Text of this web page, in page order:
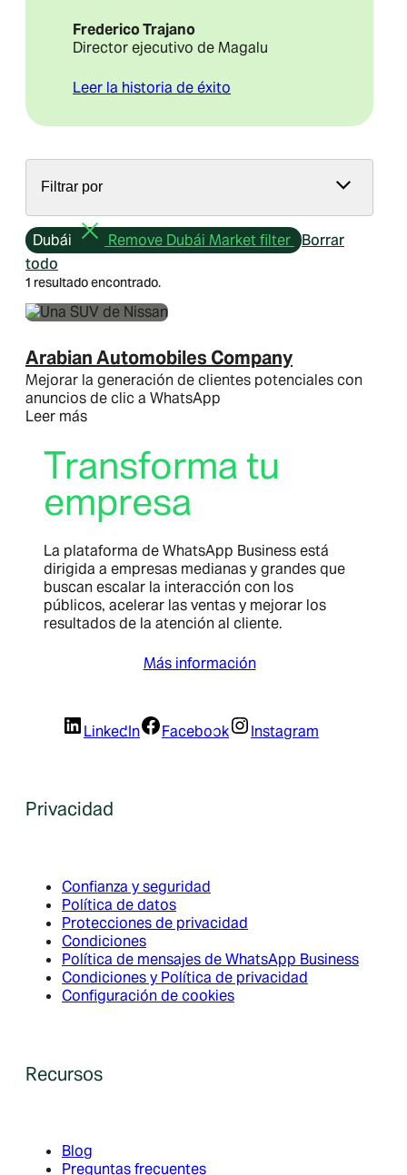
Frederico Trajano
Director ejecutivo de Magalu
Leer la historia de éxito
Filtrar por
Dubái Remove Dubái Market filter
Borrar
todo
1 resultado encontrado.
Arabian Automobiles Company
Mejorar la generación de clientes potenciales con
anuncios de clic a WhatsApp
Leer más
Transforma tu
empresa
La plataforma de WhatsApp Business está
dirigida a empresas medianas y grandes que
buscan escalar la interacción con los
públicos, acelerar las ventas y mejorar los
resultados de la atención al cliente.
Más información
LinkedIn Facebook Instagram
Privacidad
Confianza y seguridad
Política de datos
Protecciones de privacidad
Condiciones
Política de mensajes de WhatsApp Business
Condiciones y Política de privacidad
Configuración de cookies
Recursos
Blog
Preguntas frecuentes